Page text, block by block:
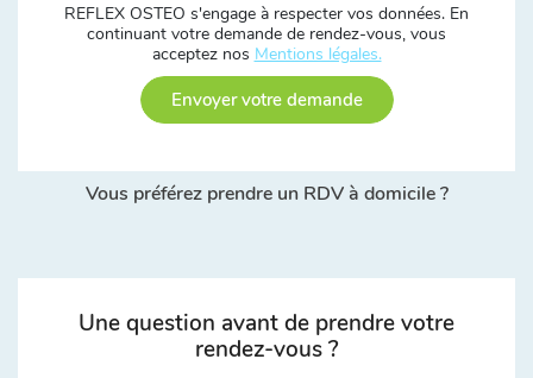
REFLEX OSTEO s'engage à respecter vos données. En
continuant votre demande de rendez-vous, vous
acceptez nos Mentions légales.
Envoyer votre demande
Vous préférez prendre un RDV à domicile ?
Une question avant de prendre votre
rendez-vous ?